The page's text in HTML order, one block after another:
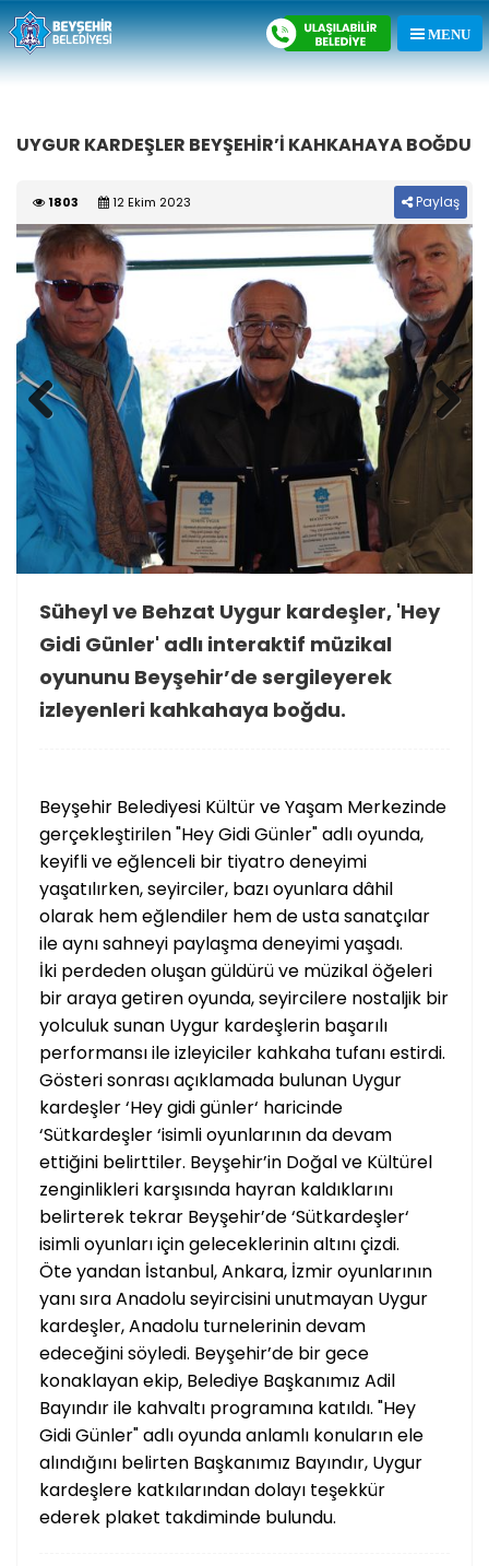
UYGUR KARDEŞLER BEYŞEHİR’İ KAHKAHAYA BOĞDU
1803 12 Ekim 2023 Paylaş
Previous
Süheyl ve Behzat Uygur kardeşler, 'Hey
Gidi Günler' adlı interaktif müzikal
oyununu Beyşehir’de sergileyerek
izleyenleri kahkahaya boğdu.
Beyşehir Belediyesi Kültür ve Yaşam Merkezinde
gerçekleştirilen "Hey Gidi Günler" adlı oyunda,
keyifli ve eğlenceli bir tiyatro deneyimi
yaşatılırken, seyirciler, bazı oyunlara dâhil
olarak hem eğlendiler hem de usta sanatçılar
ile aynı sahneyi paylaşma deneyimi yaşadı.
İki perdeden oluşan güldürü ve müzikal öğeleri
bir araya getiren oyunda, seyircilere nostaljik bir
yolculuk sunan Uygur kardeşlerin başarılı
performansı ile izleyiciler kahkaha tufanı estirdi.
Gösteri sonrası açıklamada bulunan Uygur
kardeşler ‘Hey gidi günler‘ haricinde
‘Sütkardeşler ‘isimli oyunlarının da devam
ettiğini belirttiler. Beyşehir’in Doğal ve Kültürel
zenginlikleri karşısında hayran kaldıklarını
belirterek tekrar Beyşehir’de ‘Sütkardeşler‘
isimli oyunları için geleceklerinin altını çizdi.
Öte yandan İstanbul, Ankara, İzmir oyunlarının
yanı sıra Anadolu seyircisini unutmayan Uygur
kardeşler, Anadolu turnelerinin devam
edeceğini söyledi. Beyşehir’de bir gece
konaklayan ekip, Belediye Başkanımız Adil
Bayındır ile kahvaltı programına katıldı. "Hey
Gidi Günler" adlı oyunda anlamlı konuların ele
alındığını belirten Başkanımız Bayındır, Uygur
kardeşlere katkılarından dolayı teşekkür
ederek plaket takdiminde bulundu.